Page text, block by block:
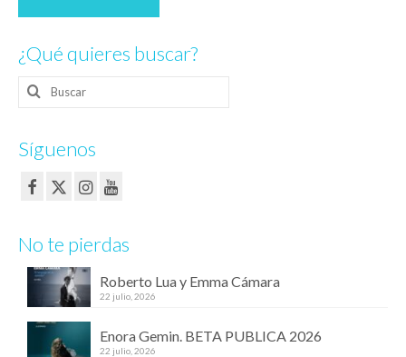
¿Qué quieres buscar?
Buscar
por:
Síguenos
No te pierdas
Roberto Lua y Emma Cámara
22 julio, 2026
Enora Gemin. BETA PUBLICA 2026
22 julio, 2026